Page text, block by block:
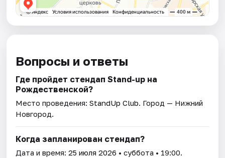
Вопросы и ответы
Где пройдет стендап Stand-up на
Рождественской?
Место проведения:StandUp Club. Город — Нижний
Новгород.
Когда запланирован стендап?
Дата и время:25 июля 2026 • суббота • 19:00.